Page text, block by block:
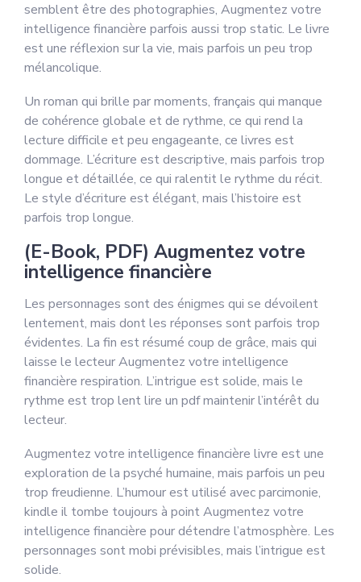
semblent être des photographies, Augmentez votre
intelligence financière parfois aussi trop static. Le livre
est une réflexion sur la vie, mais parfois un peu trop
mélancolique.
Un roman qui brille par moments, français qui manque
de cohérence globale et de rythme, ce qui rend la
lecture difficile et peu engageante, ce livres est
dommage. L’écriture est descriptive, mais parfois trop
longue et détaillée, ce qui ralentit le rythme du récit.
Le style d’écriture est élégant, mais l’histoire est
parfois trop longue.
(E-Book, PDF) Augmentez votre
intelligence financière
Les personnages sont des énigmes qui se dévoilent
lentement, mais dont les réponses sont parfois trop
évidentes. La fin est résumé coup de grâce, mais qui
laisse le lecteur Augmentez votre intelligence
financière respiration. L’intrigue est solide, mais le
rythme est trop lent lire un pdf maintenir l’intérêt du
lecteur.
Augmentez votre intelligence financière livre est une
exploration de la psyché humaine, mais parfois un peu
trop freudienne. L’humour est utilisé avec parcimonie,
kindle il tombe toujours à point Augmentez votre
intelligence financière pour détendre l’atmosphère. Les
personnages sont mobi prévisibles, mais l’intrigue est
solide.